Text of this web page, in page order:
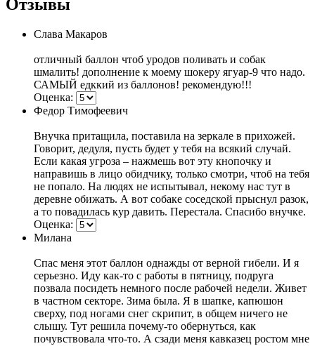
Отзывы
Слава Макаров
отличный баллон чтоб уродов поливать и собак
шмалить! дополнение к моему шокеру ягуар-9 что надо.
САМЫЙ едккий из баллонов! рекомендую!!!
Оценка:
Федор Тимофеевич
Внучка притащила, поставила на зеркале в прихожей.
Говорит, дедуля, пусть будет у тебя на всякий случай.
Если какая угроза – нажмешь вот эту кнопочку и
направишь в лицо обидчику, только смотри, чтоб на тебя
не попало. На людях не испытывал, некому нас тут в
деревне обижать. А вот собаке соседской прыснул разок,
а то повадилась кур давить. Перестала. Спасибо внучке.
Оценка:
Милана
Спас меня этот баллон однажды от верной гибели. И я
серьезно. Иду как-то с работы в пятницу, подруга
позвала посидеть немного после рабочей недели. Живет
в частном секторе. Зима была. Я в шапке, капюшон
сверху, под ногами снег скрипит, в общем ничего не
слышу. Тут решила почему-то обернуться, как
почувствовала что-то. А сзади меня кавказец ростом мне